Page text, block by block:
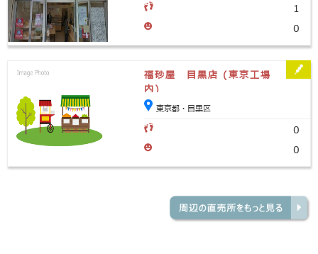
1
0
福砂屋 目黒店 (東京工場
内)
東京都・目黒区
0
0